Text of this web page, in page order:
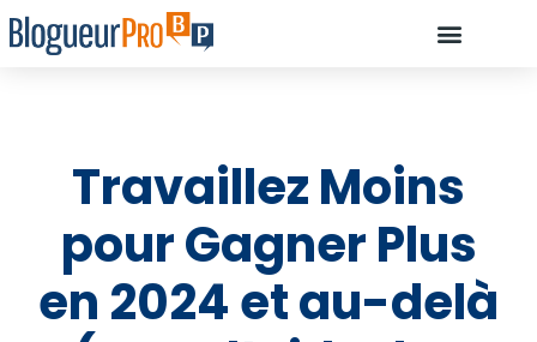
Travaillez Moins
pour Gagner Plus
en 2024 et au-delà